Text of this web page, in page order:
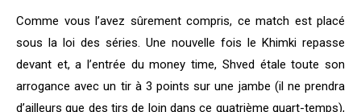
Comme vous l’avez sûrement compris, ce match est placé
sous la loi des séries. Une nouvelle fois le Khimki repasse
devant et, a l’entrée du money time, Shved étale toute son
arrogance avec un tir à 3 points sur une jambe (il ne prendra
d’ailleurs que des tirs de loin dans ce quatrième quart-temps),